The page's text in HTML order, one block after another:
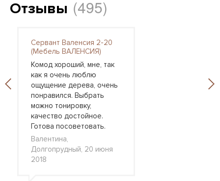
Отзывы (495)
Сервант Валенсия 2-20
(Мебель ВАЛЕНСИЯ)
Комод хороший, мне, так
как я очень люблю
ощущение дерева, очень
понравился. Выбрать
можно тонировку,
качество достойное.
Готова посоветовать.
Валентина,
Долгопрудный, 20 июня
2018